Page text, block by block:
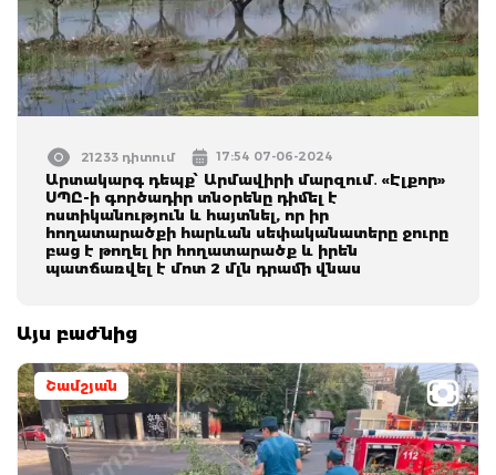
21233 դիտում 17:54 07-06-2024
Արտակարգ դեպք՝ Արմավիրի մարզում․ «Էլքոր»
ՍՊԸ-ի գործադիր տնօրենը դիմել է
ոստիկանություն և հայտնել, որ իր
հողատարածքի հարևան սեփականատերը ջուրը
բաց է թողել իր հողատարածք և իրեն
պատճառվել է մոտ 2 մլն դրամի վնաս
Այս բաժնից
Շամշյան